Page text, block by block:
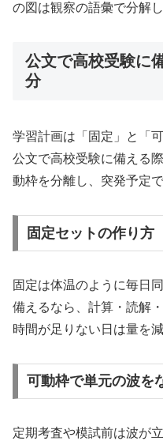
の図は観察の語彙で分解し
公文で高校受験に
分
学習計画は「固定」と「
公文で高校受験に備える
動枠を分離し、突発予定
固定セットの作り方
固定は体温のように毎日
備えるなら、計算・読解
時間が足りない日は量を
可動枠で単元の波を
定期考査や模試前は波が